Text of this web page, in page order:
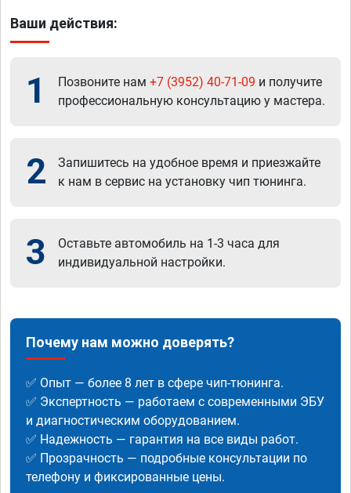
Ваши действия:
1 Позвоните нам +7 (3952) 40-71-09 и получите
профессиональную консультацию у мастера.
2
Запишитесь на удобное время и приезжайте
к нам в сервис на установку чип тюнинга.
3
Оставьте автомобиль на 1-3 часа для
индивидуальной настройки.
Почему нам можно доверять?
✅ Опыт — более 8 лет в сфере чип-тюнинга.
✅ Экспертность — работаем с современными ЭБУ
и диагностическим оборудованием.
✅ Надежность — гарантия на все виды работ.
✅ Прозрачность — подробные консультации по
телефону и фиксированные цены.